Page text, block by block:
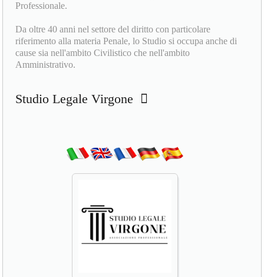
Professionale.
Da oltre 40 anni nel settore del diritto con particolare
riferimento alla materia Penale, lo Studio si occupa anche di
cause sia nell'ambito Civilistico che nell'ambito
Amministrativo.
Studio Legale Virgone